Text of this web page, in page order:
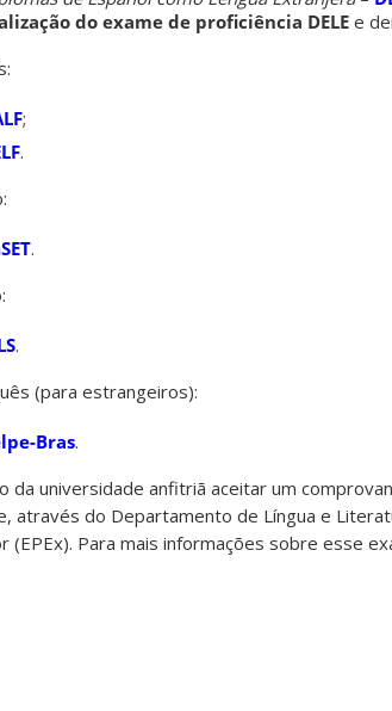
do exame de proficiência DELE e
;
.
.
.
(para estrangeiros):
Bras.
da universidade anfitriã aceitar um
através do Departamento de Língua e
(EPEx). Para mais informações sobre esse